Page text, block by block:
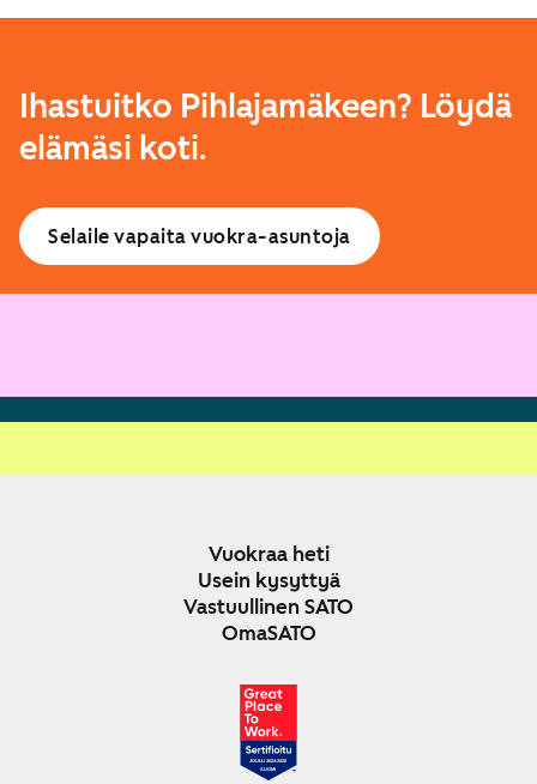
Ihastuitko Pihlajamäkeen? Löydä
elämäsi koti.
Selaile vapaita vuokra-asuntoja
Vuokraa heti
Usein kysyttyä
Vastuullinen SATO
OmaSATO
JOULU 2024-2025
SUOMI